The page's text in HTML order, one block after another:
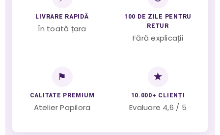
LIVRARE RAPIDĂ
În toată țara
100 DE ZILE PENTRU
RETUR
Fără explicații
⚑
CALITATE PREMIUM
Atelier Papilora
★
10.000+ CLIENȚI
Evaluare 4,6 / 5